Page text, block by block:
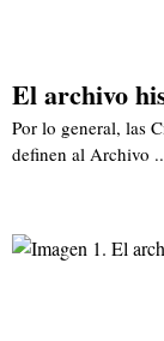
El archivo
Por lo general, las
definen al Archivo